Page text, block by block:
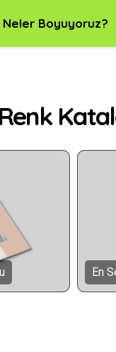
Neler Boyuyoruz?
Renk
En